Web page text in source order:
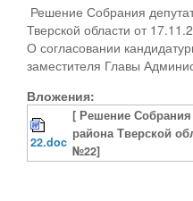
Решение Собрания
Тверской области от
О согласовании
заместителя Главы
Вложения:
22.doc
[ Решение Собрания
района Тверской
№22]